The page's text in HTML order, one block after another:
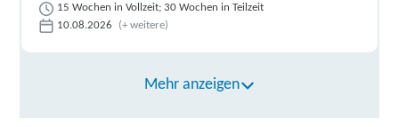
15 Wochen in Vollzeit; 30 Wochen in Teilzeit
10.08.2026
(+ weitere)
Mehr anzeigen